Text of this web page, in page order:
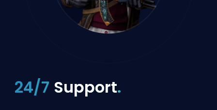
24/7 Support.